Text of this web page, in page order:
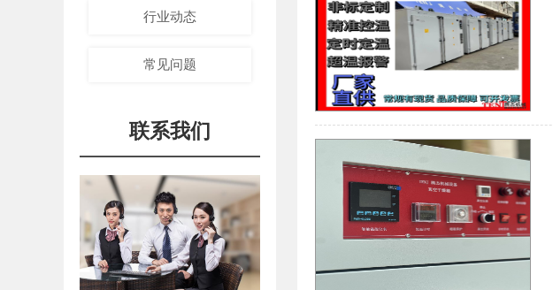
行业动态
常见问题
联系我们